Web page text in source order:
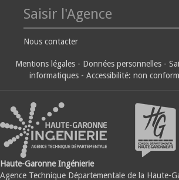
Saisir l'Agence
Nous contacter
Mentions légales - Données personnelles -
informatiques - Accessibilité: non
Haute-Garonne Ingénierie
Agence Technique Départementale de la Haute-